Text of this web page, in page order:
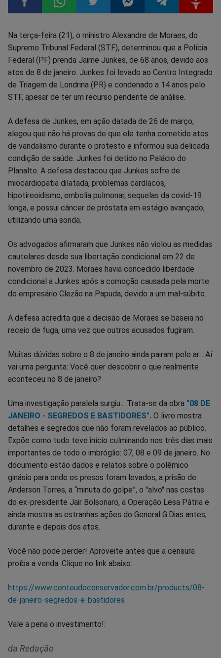
Compartilhar
no
Facebook
Compartilhar
no
Whatsapp
Compartilhar
no
Twitter
Compartilhar
no
Messenger
Compartilhar
no
Telegram
no
Gettr
Na terça-feira (21), o ministro Alexandre de Moraes, do
Supremo Tribunal Federal (STF), determinou que a Polícia
Federal (PF) prenda Jaime Junkes, de 68 anos, devido aos
atos de 8 de janeiro. Junkes foi levado ao Centro Integrado
de Triagem de Londrina (PR) e condenado a 14 anos pelo
STF, apesar de ter um recurso pendente de análise.
A defesa de Junkes, em ação datada de 26 de março,
alegou que não há provas de que ele tenha cometido atos
de vandalismo durante o protesto e informou sua delicada
condição de saúde. Junkes foi detido no Palácio do
Planalto. A defesa destacou que Junkes sofre de
miocardiopatia dilatada, problemas cardíacos,
hipotireoidismo, embolia pulmonar, sequelas da covid-19
longa, e possui câncer de próstata em estágio avançado,
utilizando uma sonda.
Os advogados afirmaram que Junkes não violou as medidas
cautelares desde sua libertação condicional em 22 de
novembro de 2023. Moraes havia concedido liberdade
condicional a Junkes após a comoção causada pela morte
do empresário Clezão na Papuda, devido a um mal-súbito.
A defesa acredita que a decisão de Moraes se baseia no
receio de fuga, uma vez que outros acusados fugiram.
Muitas dúvidas sobre o 8 de janeiro ainda pairam pelo ar... Aí
vai uma pergunta: Você quer descobrir o que realmente
aconteceu no 8 de janeiro?
Uma investigação paralela surgiu... Trata-se da obra "08 DE
JANEIRO - SEGREDOS E BASTIDORES". O livro mostra
detalhes e segredos que não foram revelados ao público.
Expõe como tudo teve início culminando nos três dias mais
importantes de todo o imbróglio: 07, 08 e 09 de janeiro. No
documento estão dados e relatos sobre o polêmico
ginásio para onde os presos foram levados, a prisão de
Anderson Torres, a “minuta do golpe”, o "alvo" nas costas
do ex-presidente Jair Bolsonaro, a Operação Lesa Pátria e
ainda mostra as estranhas ações do General G.Dias antes,
durante e depois dos atos.
Você não pode perder! Aproveite antes que a censura
proíba a venda. Clique no link abaixo:
https://www.conteudoconservador.com.br/products/08-
de-janeiro-segredos-e-bastidores
Vale a pena o investimento!:
da Redação